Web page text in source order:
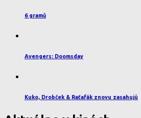
6 gramů
Avengers: Doomsday
Kuko, Drobček & Raťafák znovu zasahujú